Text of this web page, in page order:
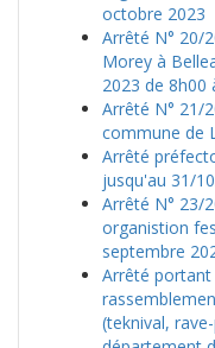
octobre 2023
Arrêté N° 20/
Morey à
2023 de 8h00
Arrêté N° 21/
commune de
Arrêté
jusqu'au 31/
Arrêté N° 23/
organistion
septembre
Arrêté
(teknival,